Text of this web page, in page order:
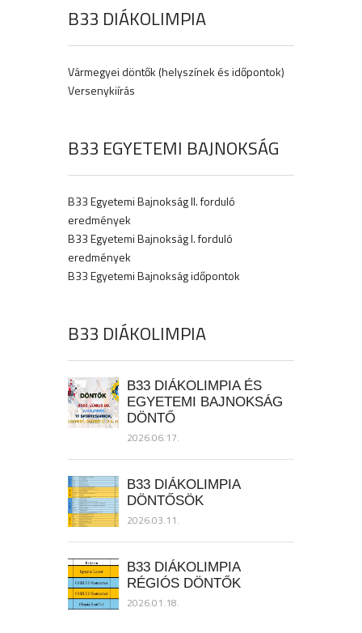
B33 DIÁKOLIMPIA
Vármegyei döntők (helyszínek és időpontok)
Versenykiírás
B33 EGYETEMI BAJNOKSÁG
B33 Egyetemi Bajnokság II. forduló
eredmények
B33 Egyetemi Bajnokság I. forduló
eredmények
B33 Egyetemi Bajnokság időpontok
B33 DIÁKOLIMPIA
B33 DIÁKOLIMPIA ÉS
EGYETEMI BAJNOKSÁG
DÖNTŐ
2026.06.17.
B33 DIÁKOLIMPIA
DÖNTŐSÖK
2026.03.11.
B33 DIÁKOLIMPIA
RÉGIÓS DÖNTŐK
2026.01.18.